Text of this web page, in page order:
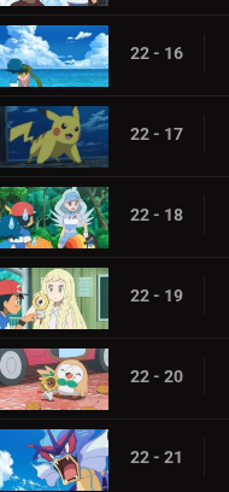
22 - 16
22 - 17
22 - 18
22 - 19
22 - 20
22 - 21